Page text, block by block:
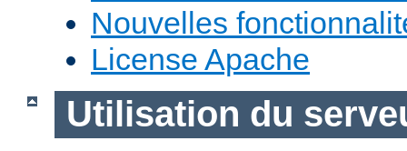
Nouvelles
License Apache
Utilisation du